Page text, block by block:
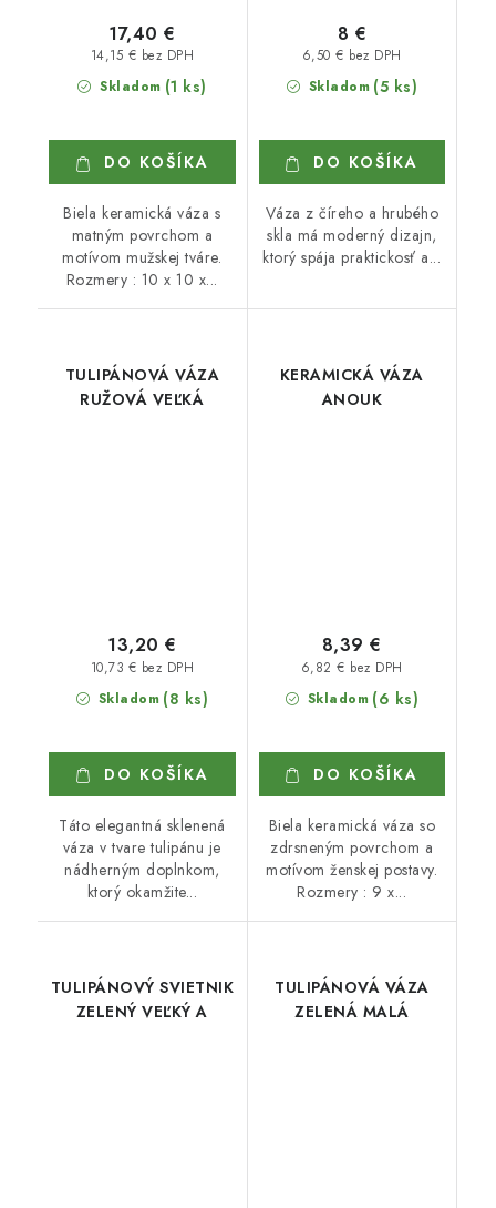
Skladom (1 ks)
14,15 € bez DPH
17,40 €
DO KOŠÍKA
Biela keramická váza s
matným povrchom a
motívom mužskej tváre.
Rozmery : 10 x 10 x...
Skladom (5 ks)
6,50 € bez DPH
8 €
DO KOŠÍKA
Váza z číreho a hrubého
skla má moderný dizajn,
ktorý spája praktickosť a...
TULIPÁNOVÁ VÁZA
RUŽOVÁ VEĽKÁ
Skladom (8 ks)
10,73 € bez DPH
13,20 €
DO KOŠÍKA
Táto elegantná sklenená
váza v tvare tulipánu je
nádherným doplnkom,
ktorý okamžite...
KERAMICKÁ VÁZA
ANOUK
Skladom (6 ks)
6,82 € bez DPH
8,39 €
DO KOŠÍKA
Biela keramická váza so
zdrsneným povrchom a
motívom ženskej postavy.
Rozmery : 9 x...
TULIPÁNOVÝ SVIETNIK
ZELENÝ VEĽKÝ A
TULIPÁNOVÁ VÁZA
ZELENÁ MALÁ